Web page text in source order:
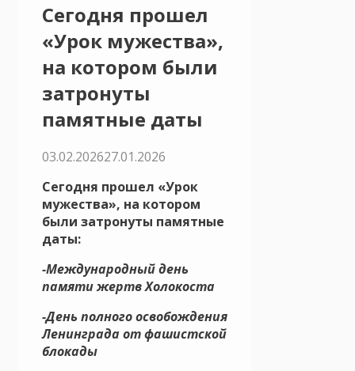
Cегодня прошел
«Урок мужества»,
на котором были
затронуты
памятные даты
03.02.202627.01.2026
Сегодня прошел «Урок
мужества», на котором
были затронуты памятные
даты:
-Международный день
памяти жертв Холокоста
-День полного освобождения
Ленинграда от фашистской
блокады